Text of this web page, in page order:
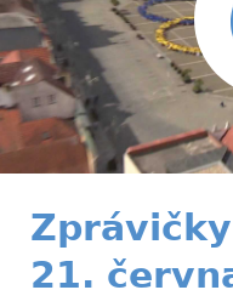
21.